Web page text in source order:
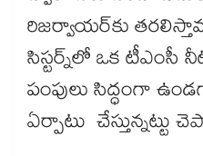
రిజర్వాయర్‌‌‌‌‌‌‌‌కు
సిస్టర్న్‌‌‌‌లో ఒక టీఎంసీ
పంపులు సిద్ధంగా
ఏర్పాటు చేస్తున్నట్టు